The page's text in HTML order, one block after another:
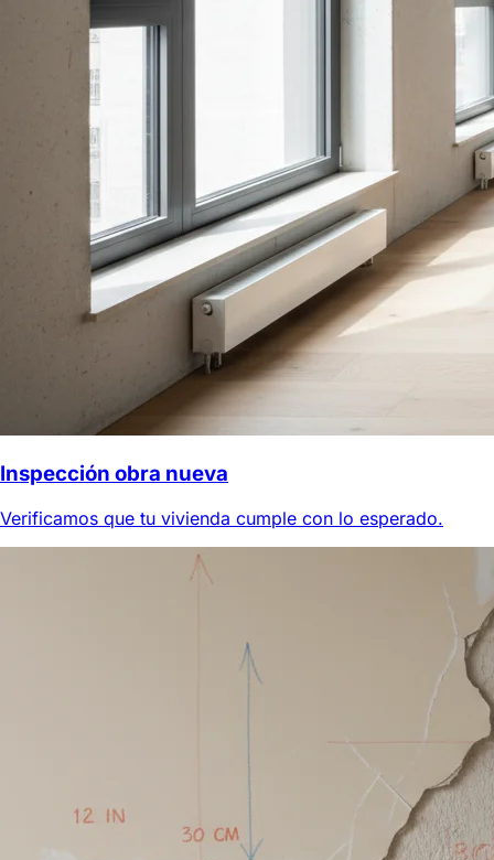
Inspección obra nueva
Verificamos que tu vivienda cumple con lo esperado.